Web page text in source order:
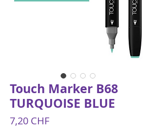
Touch Marker B68
TURQUOISE BLUE
7,20 CHFPrix